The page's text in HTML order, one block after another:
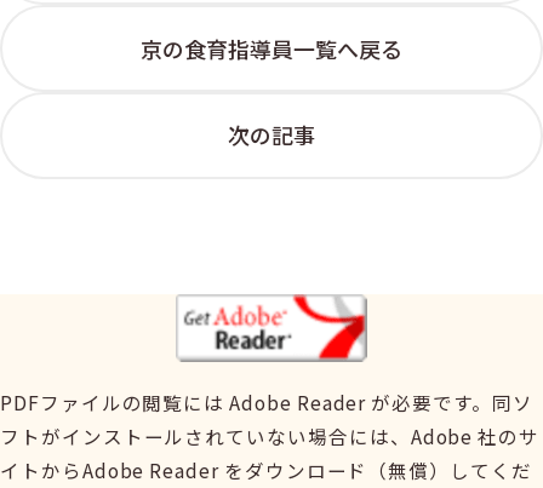
京の食育指導員一覧へ戻る
次の記事
PDFファイルの閲覧には Adobe Reader が必要です。同ソ
フトがインストールされていない場合には、Adobe 社のサ
イトからAdobe Reader をダウンロード（無償）してくだ